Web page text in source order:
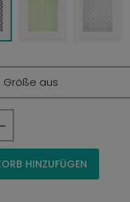
Größe aus
HINZUFÜGEN